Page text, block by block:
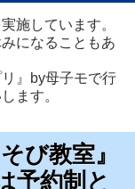
施しています。
になることもあ
』by母子モで行
ます。
び教室』
予約制と